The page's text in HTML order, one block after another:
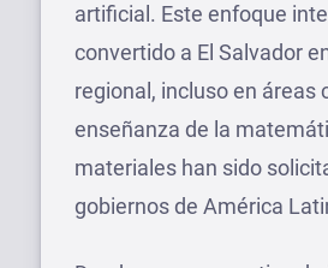
artificial. Este enfoque
convertido a El Salvador
regional, incluso en áreas
enseñanza de la
materiales han sido
gobiernos de América